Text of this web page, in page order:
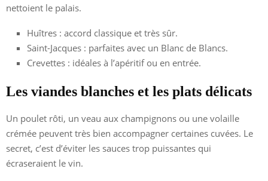
nettoient le palais.
Huîtres : accord classique et très sûr.
Saint-Jacques : parfaites avec un Blanc de Blancs.
Crevettes : idéales à l’apéritif ou en entrée.
Les viandes blanches et les plats délicats
Un poulet rôti, un veau aux champignons ou une volaille
crémée peuvent très bien accompagner certaines cuvées. Le
secret, c’est d’éviter les sauces trop puissantes qui
écraseraient le vin.